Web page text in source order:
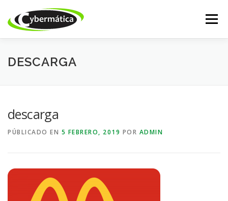
contenido
Menú
INICIO NUESTROS PRODUCTOS
TIENDA ONLINE SOPORTE
DESCARGA
descarga
PÚBLICADO EN 5 FEBRERO, 2019 POR ADMIN